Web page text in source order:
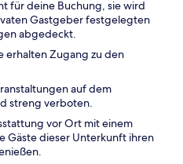
für deine Buchung, sie wird
Gastgeber festgelegten
abgedeckt.
erhalten Zugang zu den
auf dem
streng verboten.
vor Ort mit einem
Gäste dieser Unterkunft ihren